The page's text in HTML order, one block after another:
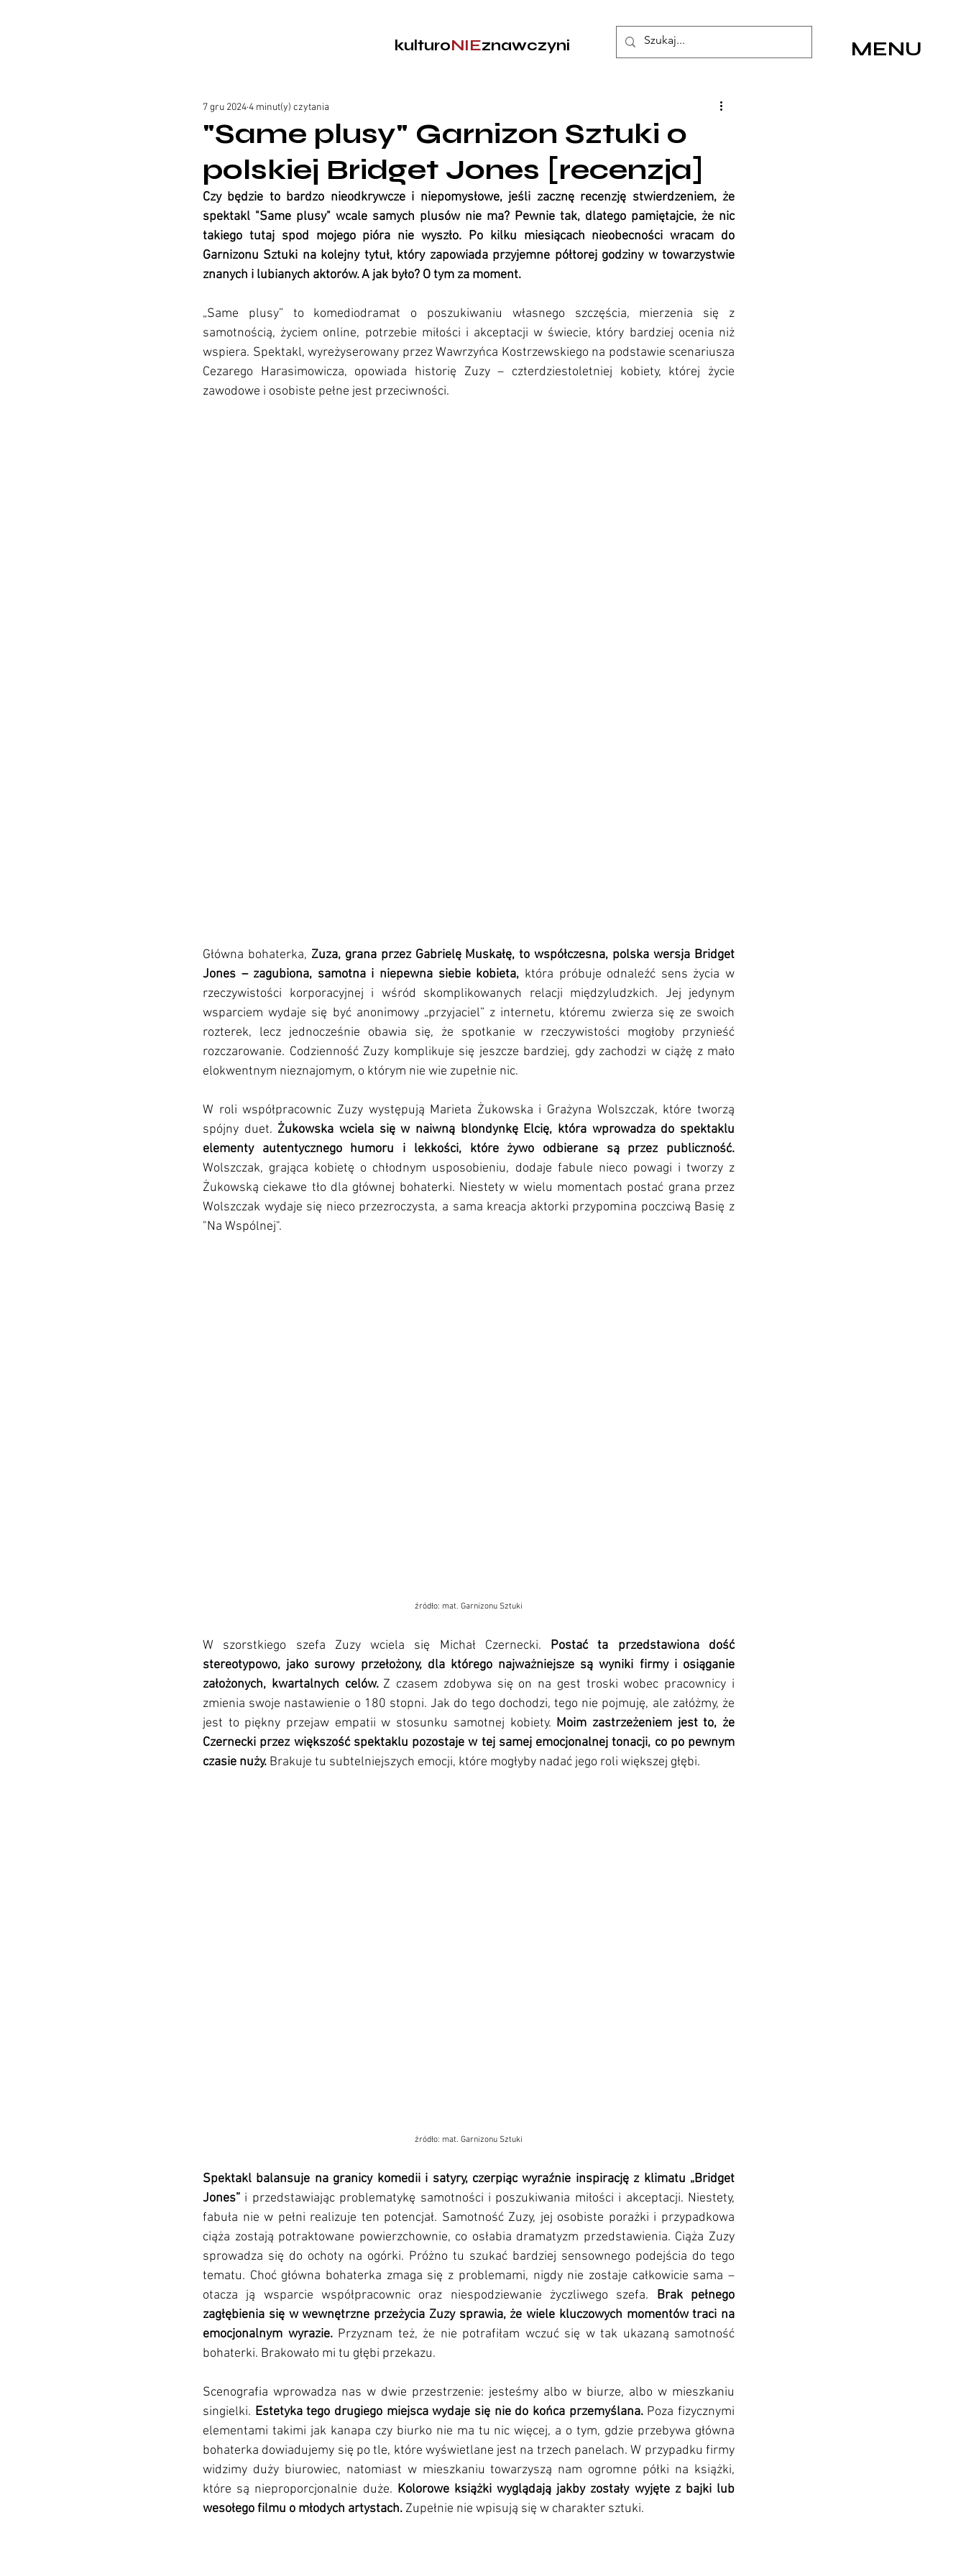
kulturoNIEznawczyni MENU
"Same plusy" Garnizon Sztuki o
polskiej Bridget Jones [recenzja]
7 gru 20244 minut(y) czytania
Czy będzie to bardzo nieodkrywcze i niepomysłowe, jeśli zacznę recenzję stwierdzeniem, że
spektakl "Same plusy" wcale samych plusów nie ma? Pewnie tak, dlatego pamiętajcie, że nic
takiego tutaj spod mojego pióra nie wyszło. Po kilku miesiącach nieobecności wracam do
Garnizonu Sztuki na kolejny tytuł, który zapowiada przyjemne półtorej godziny w towarzystwie
znanych i lubianych aktorów. A jak było? O tym za moment.
„Same plusy” to komediodramat o poszukiwaniu własnego szczęścia, mierzenia się z
samotnością, życiem online, potrzebie miłości i akceptacji w świecie, który bardziej ocenia niż
wspiera. Spektakl, wyreżyserowany przez Wawrzyńca Kostrzewskiego na podstawie scenariusza
Cezarego Harasimowicza, opowiada historię Zuzy – czterdziestoletniej kobiety, której życie
zawodowe i osobiste pełne jest przeciwności.
Główna bohaterka, Zuza, grana przez Gabrielę Muskałę, to współczesna, polska wersja Bridget
Jones – zagubiona, samotna i niepewna siebie kobieta, która próbuje odnaleźć sens życia w
rzeczywistości korporacyjnej i wśród skomplikowanych relacji międzyludzkich. Jej jedynym
wsparciem wydaje się być anonimowy „przyjaciel” z internetu, któremu zwierza się ze swoich
rozterek, lecz jednocześnie obawia się, że spotkanie w rzeczywistości mogłoby przynieść
rozczarowanie. Codzienność Zuzy komplikuje się jeszcze bardziej, gdy zachodzi w ciążę z mało
elokwentnym nieznajomym, o którym nie wie zupełnie nic.
W roli współpracownic Zuzy występują Marieta Żukowska i Grażyna Wolszczak, które tworzą
spójny duet. Żukowska wciela się w naiwną blondynkę Elcię, która wprowadza do spektaklu
Wolszczak, grająca kobietę o chłodnym usposobieniu, dodaje fabule nieco powagi i tworzy z
Żukowską ciekawe tło dla głównej bohaterki. Niestety w wielu momentach postać grana przez
Wolszczak wydaje się nieco przezroczysta, a sama kreacja aktorki przypomina poczciwą Basię z
"Na Wspólnej".
źródło: mat. Garnizonu Sztuki
W szorstkiego szefa Zuzy wciela się Michał Czernecki. Postać ta przedstawiona dość
stereotypowo, jako surowy przełożony, dla którego najważniejsze są wyniki firmy i osiąganie
założonych, kwartalnych celów. Z czasem zdobywa się on na gest troski wobec pracownicy i
zmienia swoje nastawienie o 180 stopni. Jak do tego dochodzi, tego nie pojmuję, ale załóżmy, że
jest to piękny przejaw empatii w stosunku samotnej kobiety. Moim zastrzeżeniem jest to, że
Czernecki przez większość spektaklu pozostaje w tej samej emocjonalnej tonacji, co po pewnym
czasie nuży. Brakuje tu subtelniejszych emocji, które mogłyby nadać jego roli większej głębi.
źródło: mat. Garnizonu Sztuki
Spektakl balansuje na granicy komedii i satyry, czerpiąc wyraźnie inspirację z klimatu „Bridget
Jones” i przedstawiając problematykę samotności i poszukiwania miłości i akceptacji. Niestety,
fabuła nie w pełni realizuje ten potencjał. Samotność Zuzy, jej osobiste porażki i przypadkowa
ciąża zostają potraktowane powierzchownie, co osłabia dramatyzm przedstawienia. Ciąża Zuzy
sprowadza się do ochoty na ogórki. Próżno tu szukać bardziej sensownego podejścia do tego
tematu. Choć główna bohaterka zmaga się z problemami, nigdy nie zostaje całkowicie sama –
otacza ją wsparcie współpracownic oraz niespodziewanie życzliwego szefa. Brak pełnego
zagłębienia się w wewnętrzne przeżycia Zuzy sprawia, że wiele kluczowych momentów traci na
emocjonalnym wyrazie. Przyznam też, że nie potrafiłam wczuć się w tak ukazaną samotność
bohaterki. Brakowało mi tu głębi przekazu.
Scenografia wprowadza nas w dwie przestrzenie: jesteśmy albo w biurze, albo w mieszkaniu
singielki. Estetyka tego drugiego miejsca wydaje się nie do końca przemyślana. Poza fizycznymi
elementami takimi jak kanapa czy biurko nie ma tu nic więcej, a o tym, gdzie przebywa główna
bohaterka dowiadujemy się po tle, które wyświetlane jest na trzech panelach. W przypadku firmy
widzimy duży biurowiec, natomiast w mieszkaniu towarzyszą nam ogromne półki na książki,
które są nieproporcjonalnie duże. Kolorowe książki wyglądają jakby zostały wyjęte z bajki lub
wesołego filmu o młodych artystach. Zupełnie nie wpisują się w charakter sztuki.